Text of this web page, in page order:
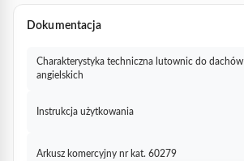
Dokumentacja
Charakterystyka techniczna lutownic do dachów
angielskich
Instrukcja użytkowania
Arkusz komercyjny nr kat. 60279